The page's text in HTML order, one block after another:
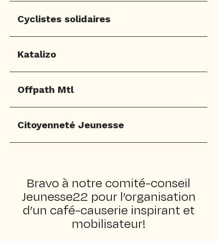
Cyclistes solidaires
Katalizo
Offpath Mtl
Citoyenneté Jeunesse
Bravo à notre comité-conseil
Jeunesse22 pour l’organisation
d’un café-causerie inspirant et
mobilisateur!